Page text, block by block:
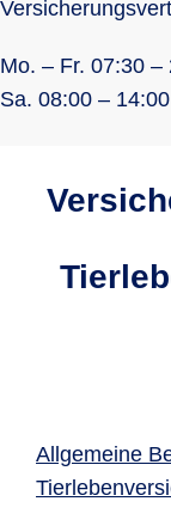
Mo. – Fr. 07:30 –
Sa. 08:00 –
Allgemeine